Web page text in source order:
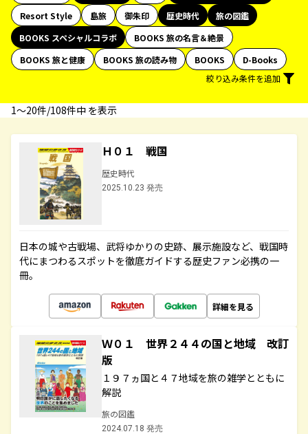
Resort Style
島旅 御朱印 歴史時代
旅の図鑑
BOOKS スペシャルコラボ
BOOKS 旅の名言＆絶景
BOOKS 旅と健康
BOOKS 旅の読み物 BOOKS
D-Books
絞り込み条件を追加
1〜20件/108件中 を表示
Ｈ０１ 戦国
歴史時代
2025.10.23 発売
日本の城や古戦場、武将ゆかりの史跡、展示施設など、戦国時
代にまつわるスポットを徹底ガイドする歴史ファン必携の一
冊。
詳細を見る
Ｗ０１ 世界２４４の国と地域 改訂
版
１９７ヵ国と４７地域を旅の雑学とともに
解説
旅の図鑑
2024.07.18 発売